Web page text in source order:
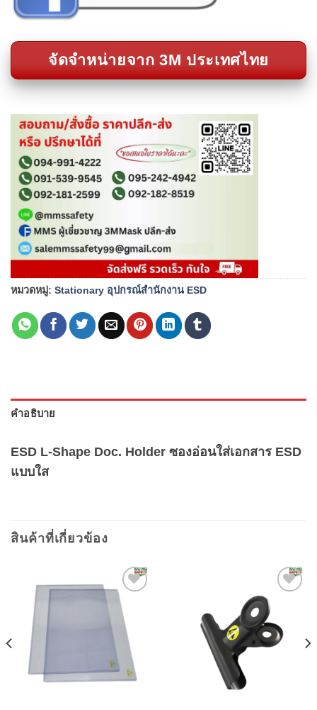
จัดจำหน่ายจาก 3M ประเทศไทย
หมวดหมู่: Stationary อุปกรณ์สำนักงาน ESD
คำอธิบาย
ESD L-Shape Doc. Holder ซองอ่อนใส่เอกสาร ESD
แบบใส
สินค้าที่เกี่ยวข้อง
Add to
wishlist
Add to
wishlist